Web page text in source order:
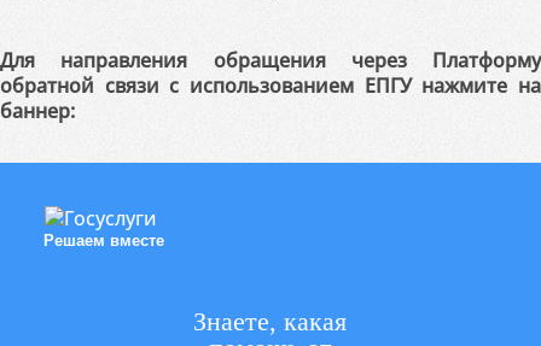
Для направления обращения через Платформу
обратной связи с использованием ЕПГУ нажмите на
баннер:
Решаем вместе
Знаете, какая